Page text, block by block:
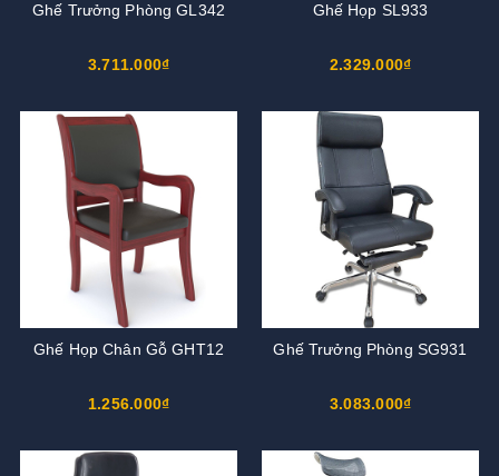
Ghế Trưởng Phòng GL342
3.711.000₫
Ghế Họp SL933
2.329.000₫
Ghế Họp Chân Gỗ GHT12
1.256.000₫
Ghế Trưởng Phòng SG931
3.083.000₫